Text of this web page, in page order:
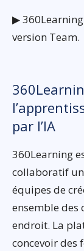
▶
version Team.
par l’IA
360Learning
collaboratif
équipes de
ensemble des
endroit. La
concevoir des